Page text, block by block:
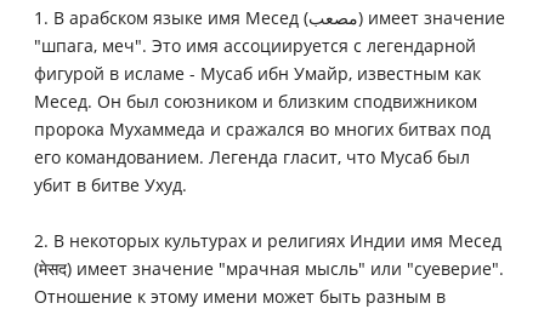
1. В арабском языке имя Месед (مصعب) имеет значение
"шпага, меч". Это имя ассоциируется с легендарной
фигурой в исламе - Мусаб ибн Умайр, известным как
Месед. Он был союзником и близким сподвижником
пророка Мухаммеда и сражался во многих битвах под
его командованием. Легенда гласит, что Мусаб был
убит в битве Ухуд.
2. В некоторых культурах и религиях Индии имя Месед
(मेसद) имеет значение "мрачная мысль" или "суеверие".
Отношение к этому имени может быть разным в